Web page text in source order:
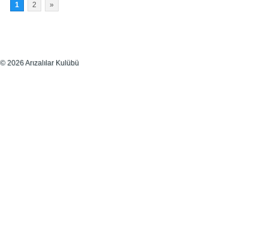
1 2 »
© 2026 Arızalılar Kulübü